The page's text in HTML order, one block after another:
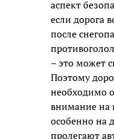
аспект
если дорога
после
– это может
Поэтому
необходимо
внимание на
особенно на
пролегают